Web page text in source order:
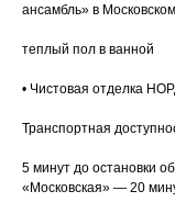
ансамбль» в
теплый пол в ванной
• Чистовая отделка
Транспортная
5 минут до остановки
«Московская» — 20